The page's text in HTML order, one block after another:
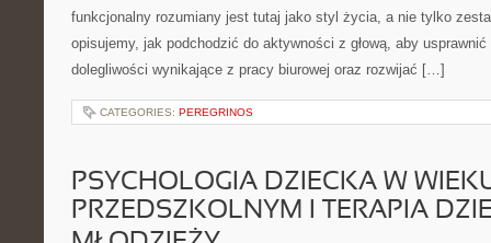
funkcjonalny rozumiany jest tutaj jako styl życia, a nie tylko
opisujemy, jak podchodzić do aktywności z głową, aby
dolegliwości wynikające z pracy biurowej oraz rozwijać […]
CATEGORIES: PEREGRINOS
PSYCHOLOGIA DZIECKA W
PRZEDSZKOLNYM I TERAPIA